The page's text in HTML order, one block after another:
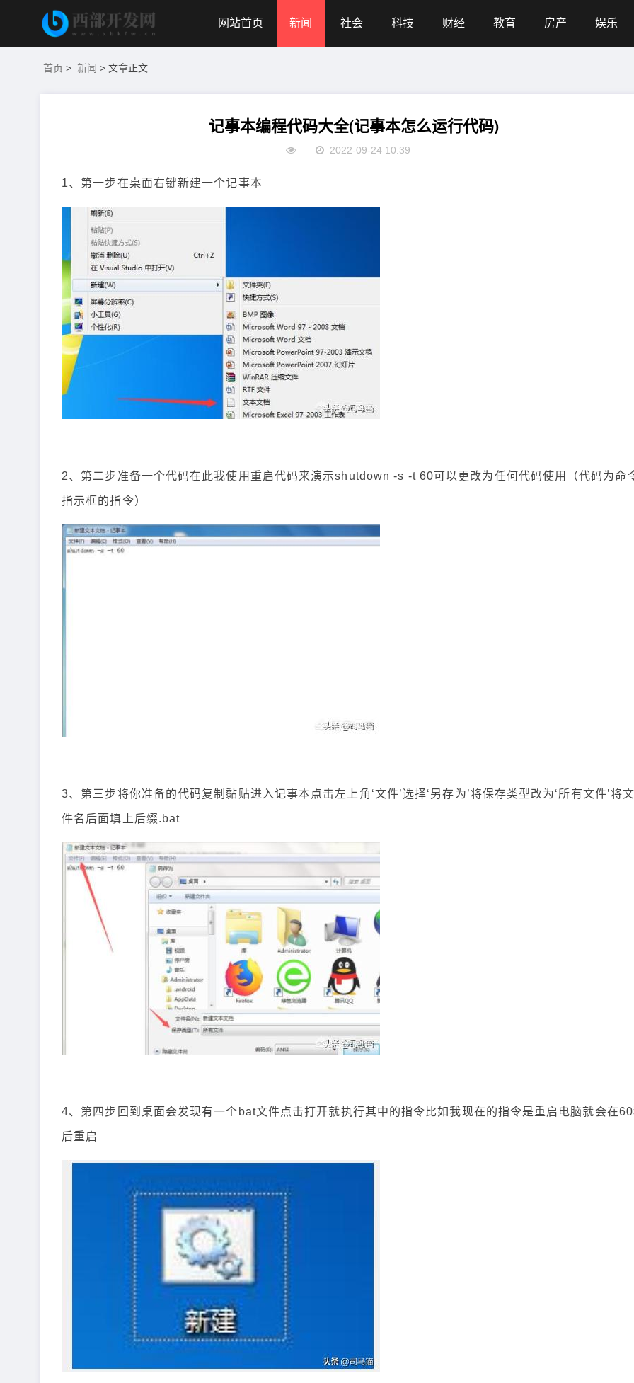
网站首页 新闻 社会 科技 财经 教育 房产 娱乐
首页 > 新闻 > 文章正文
记事本编程代码大全(记事本怎么运行代码)
2022-09-24 10:39
1、第一步在桌面右键新建一个记事本
2、第二步准备一个代码在此我使用重启代码来演示shutdown -s -t 60可以更改为任何代码使用（代码为命
指示框的指令）
3、第三步将你准备的代码复制黏贴进入记事本点击左上角‘文件’选择‘另存为’将保存类型改为‘所有文件’将
件名后面填上后缀.bat
4、第四步回到桌面会发现有一个bat文件点击打开就执行其中的指令比如我现在的指令是重启电脑就会在
后重启